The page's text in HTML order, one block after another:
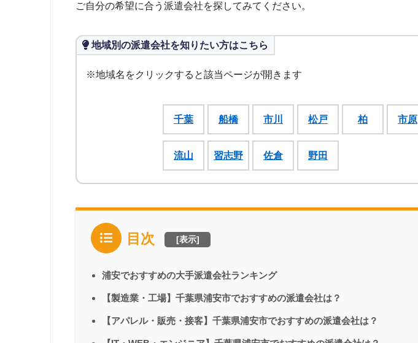
ご自分の希望に合う派遣会社を探してみてください。
地域別の派遣会社を知りたい方はこちら
※地域名をクリックすると該当ページが開きます
千葉 船橋 市川 松戸 柏 市原
流山 習志野 佐倉 野田
目次 [表示]
浦安でおすすめの大手派遣会社ランキング
【製造業・工場】千葉県浦安市でおすすめの派遣会社は？
【アパレル・販売・接客】千葉県浦安市でおすすめの派遣会社は？